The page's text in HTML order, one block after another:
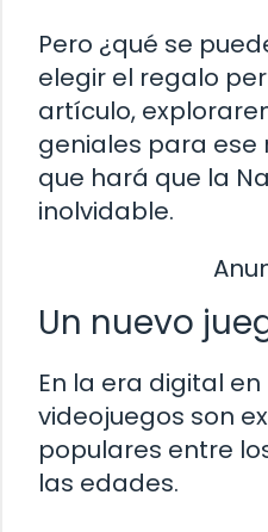
Pero ¿qué se
elegir el regalo
artículo,
geniales para ese
que hará que la
inolvidable.
Un nuevo
En la era digital
videojuegos son
populares entre
las edades.